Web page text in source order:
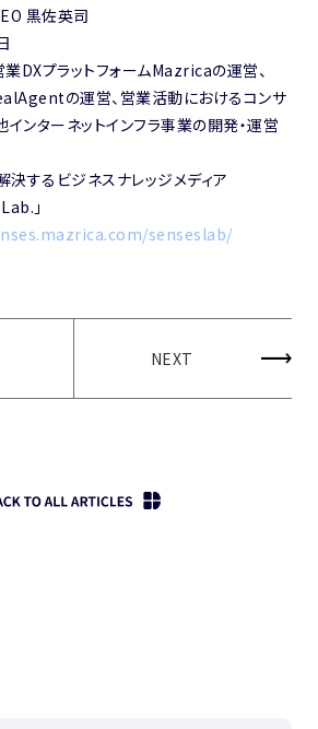
黒佐英司
DXプラットフォームMazricaの運営、
の運営、営業活動におけるコンサ
インターネットインフラ事業の開発・運営
するビジネスナレッジメディア
」
senseslab/
NEXT